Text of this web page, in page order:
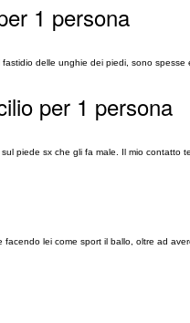
1 persona
delle unghie dei piedi, sono
per 1 persona
piede sx che gli fa male. Il mio contatto
lei come sport il ballo, oltre ad